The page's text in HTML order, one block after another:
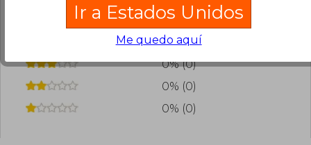
100% (26)
0% (0)
0% (0)
0% (0)
0% (0)
Ir a Estados Unidos
Me quedo aquí